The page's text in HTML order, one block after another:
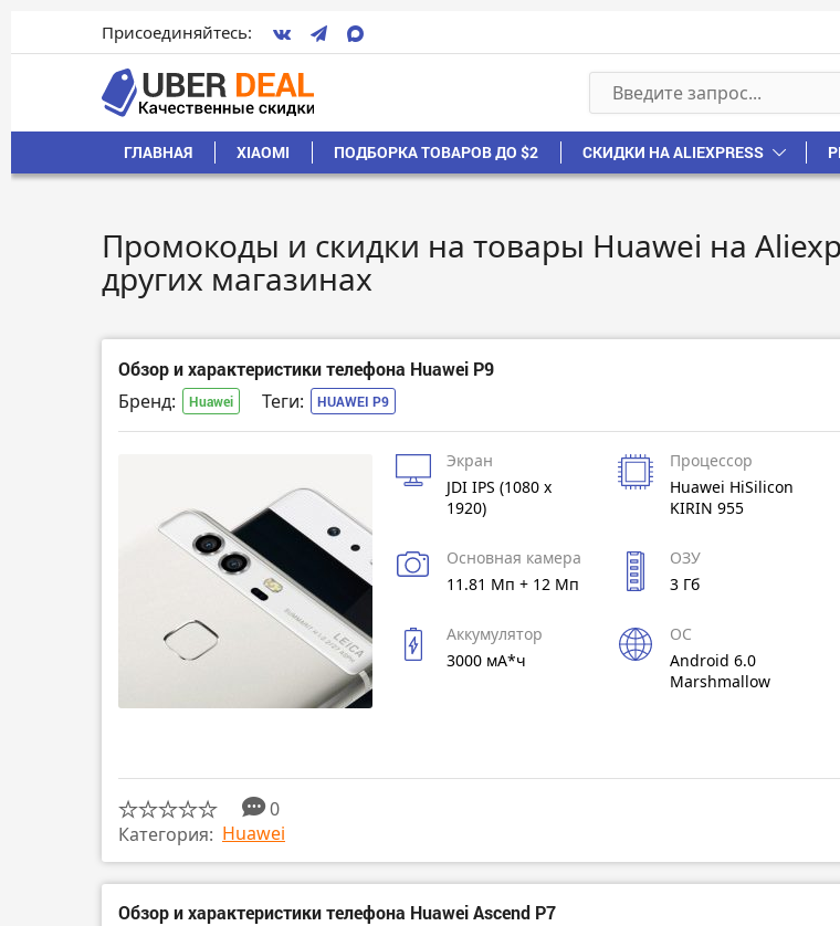
Присоединяйтесь:
ГЛАВНАЯ XIAOMI ПОДБОРКА ТОВАРОВ ДО $2 СКИДКИ НА ALIEXPRESS
Промокоды и скидки на товары Huawei на
других магазинах
Обзор и характеристики телефона Huawei P9
Бренд: Huawei Теги: HUAWEI P9
Экран
JDI IPS (1080 x
1920)
Процессор
Huawei HiSilicon
KIRIN 955
Основная камера
11.81 Мп + 12 Мп
ОЗУ
3 Гб
Аккумулятор
3000 мА*ч
ОС
Android 6.0
Marshmallow
0
Категория: Huawei
Обзор и характеристики телефона Huawei Ascend P7